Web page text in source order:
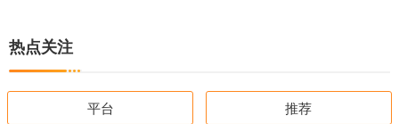
热点关注
平台 推荐